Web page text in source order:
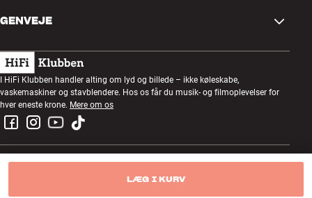
LÆG I KURV
Fortryd ordre
Handelsbetingelser
Privatlivspolitik
Kundeklub
Lytteaften
Konkurrencer
Job i HiFi Klubben
GENVEJE
Gavekort
Byg med lyd
Montering og installation
Retur af el-affald
I HiFi Klubben handler alting om lyd og billede – ikke køleskabe,
vaskemaskiner og stavblendere. Hos os får du musik- og filmoplevelser for
hver eneste krone. Mere om os